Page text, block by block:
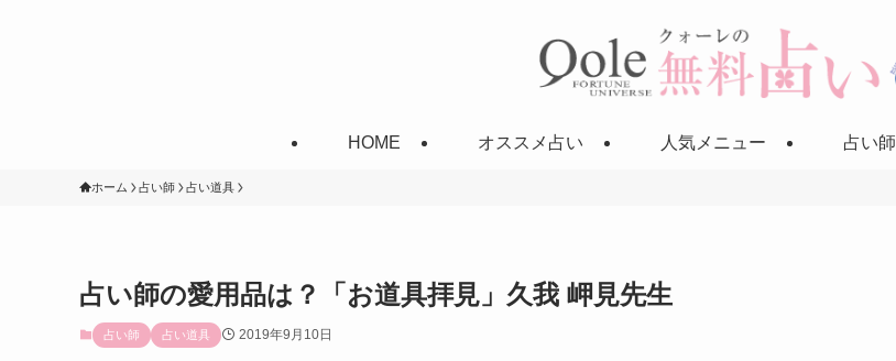
HOME オススメ占い 人気メニュー 占い師
ホーム 占い師 占い道具
占い師の愛用品は？「お道具拝見」久我 岬見先生
占い師 占い道具 2019年9月10日